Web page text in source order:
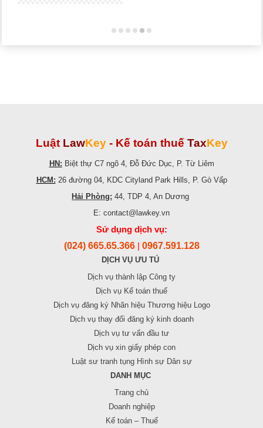
Luật LawKey - Kế toán thuế TaxKey
HN: Biệt thự C7 ngõ 4, Đỗ Đức Dục, P. Từ Liêm
HCM: 26 đường 04, KDC Cityland Park Hills, P. Gò Vấp
Hải Phòng: 44, TDP 4, An Dương
E: contact@lawkey.vn
Sử dụng dịch vụ:
(024) 665.65.366 0967.591.128
DỊCH VỤ ƯU TÚ
Dịch vụ thành lập Công ty
Dịch vụ Kế toán thuế
Dịch vụ đăng ký Nhãn hiệu Thương hiệu Logo
Dịch vụ thay đổi đăng ký kinh doanh
Dịch vụ tư vấn đầu tư
Dịch vụ xin giấy phép con
Luật sư tranh tụng Hình sự Dân sự
DANH MỤC
Trang chủ
Doanh nghiệp
Kế toán – Thuế